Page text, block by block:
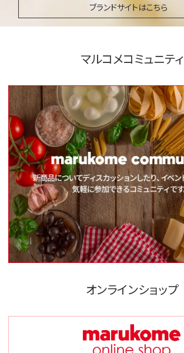
ブランドサイトはこちら
マルコメコミュニティ
オンラインショップ